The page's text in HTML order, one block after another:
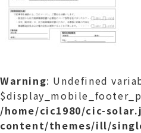
Warning: Undefined
/home/cic1980/cic-
content/themes/ill/